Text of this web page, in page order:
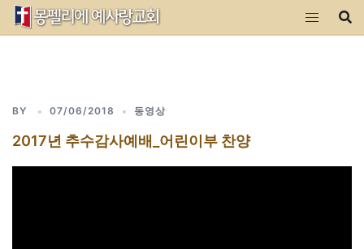
Skip
BY 07/06/2018 동영상
2017년 추수감사예배_어린이부 찬양